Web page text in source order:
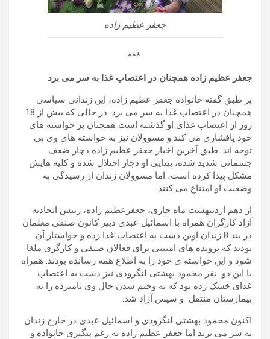
جعفر عظیم زاده
***
جعفر عظیم زاده همچنان در اعتصاب غذا به سر می برد
بر طبق گفته خانواده جعفر عظیم زاده، این زندانی سیاسی
همچنان در اعتصاب غذا به سر می برد. در حالی که بیش از 18
روز از اعتصاب غذای او گذشته است همچنان بر خواسته های
خود پافشاری می کند و مسوولان نیز به خواسته های وی بی
توجه اند. طبق آخرین اخبار جعفر عظیم زاده دچار ضعف
جسمانی شدید شده، بینایی او دچار اختلال شده و کلیه هایش
مشکل پیدا کرده است، اما مسوولان زندان از رسیدگی به
وضعیت او امتناع می کنند.
از دهم اردیبهشت ماه جاری، جعفرعظیم زاده، رییس اتحادیه
آزاد کارگران همراه با اسمائیل عبدی دبیر کانون صنفی معلمان
در بند 8 زندان اوین دست به اعتصاب غذا زده و خواستار آن
بودند که پرونده های امنیتی برای فعالان صنفی و کارگری ملغا
شود و این خواسته ی خود را به اطلاع همه رسانده بودند. همراه
با این دو نفر محمود بهشتی لنگرودی نیز دست به اعتصاب
غذای خشک زده بود که به وخیم شدن حال وی نامبرده را به
بیمارستان منتقل و سپس آزاد شد.
اکنون محمود بهشتی لنگرودی و اسمائیل عبدی در خارج زندان
به سر می برند اما جعفر عظیم زاده به رغم پیگیری خانواده و